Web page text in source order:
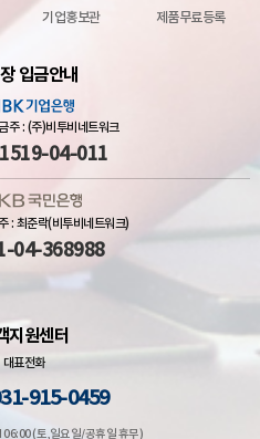
기업홍보관 제품무료등록
입금안내
주 : (주)비투비네트워크
04-011
: 최준락(비투비네트워크)
04-368988
지원센터
대표전화
915-0459
06:00 (토,일요일/공휴일 휴무)